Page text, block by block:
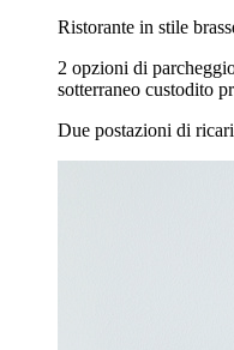
Ristorante in stile
2 opzioni di
sotterraneo custodito
Due postazioni di